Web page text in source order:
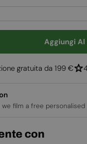
Per Piastra +
Per
Aggiungi
gratuita da 199 €
film a free personalised
con